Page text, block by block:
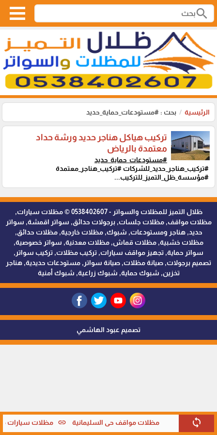
search
الرئيسية بحث : #مستودعات_حماية_حديد
sync مظلات مواقف حي السليمانية link مظلات سيارات
تركيب هياكل هناجر حديد ورشة حداد
معتمدة بالرياض
#مستودعات_حماية_حديد
#تركيب_هناجر_حديد_للشركات #تركيب_هناجر_معتمدة
#مؤسسة_ظل_التميز_للتركيب...
ظلال التميز للمظلات والسواتر - 0538402607 © مظلات سيارات,
مظلات مواقف, مظلات جلسات, برجولات حدائق, سواتر اقمشة, سواتر
حديد, هناجر ومستودعات, شبوك, مظلات خارجية, مظلات حدائق,
مظلات خشبية, مظلات قماش, مظلات معدنية, سواتر خصوصية,
سواتر حماية, تجهيز مواقف سيارات, تركيب مظلات, تركيب سواتر,
تصميم برجولات, صيانة مظلات, صيانة سواتر, مستودعات حديدية, هناجر
تخزين, شبوك حماية, شبوك زراعية, شبوك أمنية
تصميم عبود الهاشمي